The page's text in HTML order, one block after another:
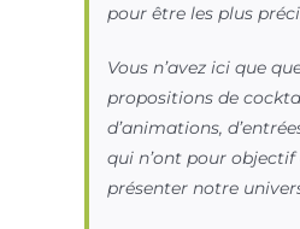
pour être les plus
Vous n’avez ici que
propositions de
d’animations,
qui n’ont pour objectif
présenter notre